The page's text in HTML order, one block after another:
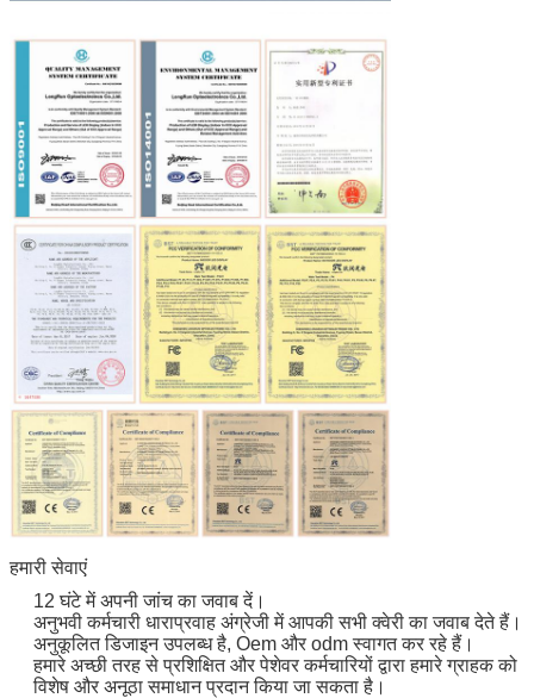
हमारी सेवाएं
12 घंटे में अपनी जांच का जवाब दें।
अनुभवी कर्मचारी धाराप्रवाह अंग्रेजी में आपकी सभी क्वेरी का जवाब देते हैं।
अनुकूलित डिजाइन उपलब्ध है, Oem और odm स्वागत कर रहे हैं।
हमारे अच्छी तरह से प्रशिक्षित और पेशेवर कर्मचारियों द्वारा हमारे ग्राहक को
विशेष और अनूठा समाधान प्रदान किया जा सकता है।